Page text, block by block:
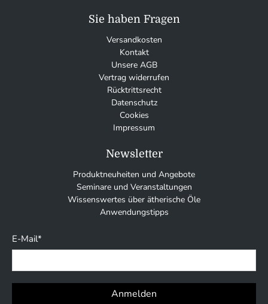
Sie haben Fragen
Versandkosten
Kontakt
Unsere AGB
Vertrag widerrufen
Rücktrittsrecht
Datenschutz
Cookies
Impressum
Newsletter
Produktneuheiten und Angebote
Seminare und Veranstaltungen
Wissenswertes über ätherische Öle
Anwendungstipps
E-Mail*
Anmelden